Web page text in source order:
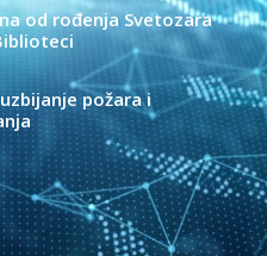
od rođenja Svetozara
požara i